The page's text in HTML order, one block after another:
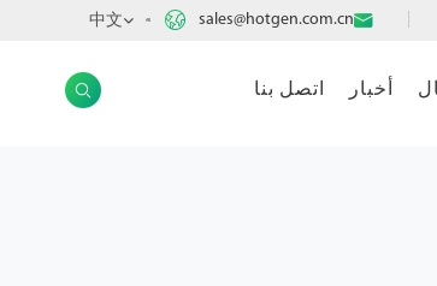

sales@hotgen.com.cn

AR
中文
أخبار اتصل بنا 